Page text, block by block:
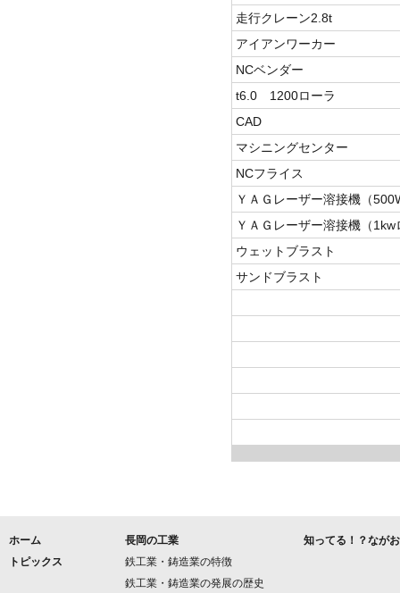
走行クレーン2.8t
アイアンワーカー
NCベンダー
t6.0 1200ローラ
CAD
マシニングセンター
NCフライス
ＹＡＧレーザー溶接機（
ＹＡＧレーザー溶接機（
ウェットブラスト
サンドブラスト
ホーム
トピックス
長岡の工業
鉄工業・鋳造業の特徴
鉄工業・鋳造業の発展の歴史
知ってる！？なが